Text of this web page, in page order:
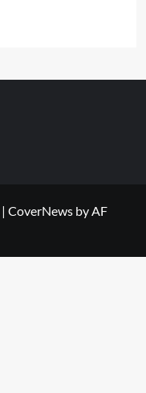
| CoverNews by AF